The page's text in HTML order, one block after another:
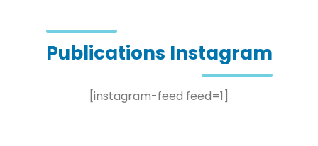
Publications Instagram
[instagram-feed feed=1]